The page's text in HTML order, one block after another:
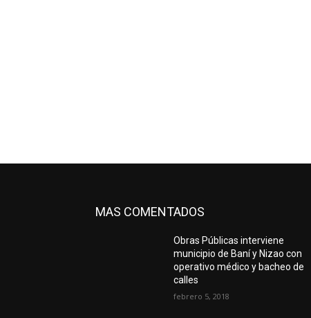
MAS COMENTADOS
Obras Públicas interviene
municipio de Baní y Nizao con
operativo médico y bacheo de
calles
febrero 5, 2018